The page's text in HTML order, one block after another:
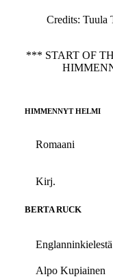
Credits: Tuula
*** START OF
HIMMENNYT HELMI
Romaani
Kirj.
BERTA RUCK
Alpo Kupiainen